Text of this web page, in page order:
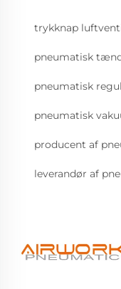
trykknap
pneumatisk
pneumatisk
pneumatisk
producent af
leverandør af